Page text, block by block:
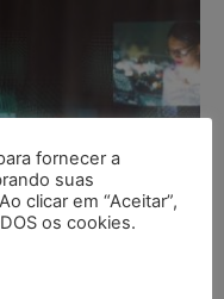
fornecer a
suas
clicar em “Aceitar”,
os cookies.